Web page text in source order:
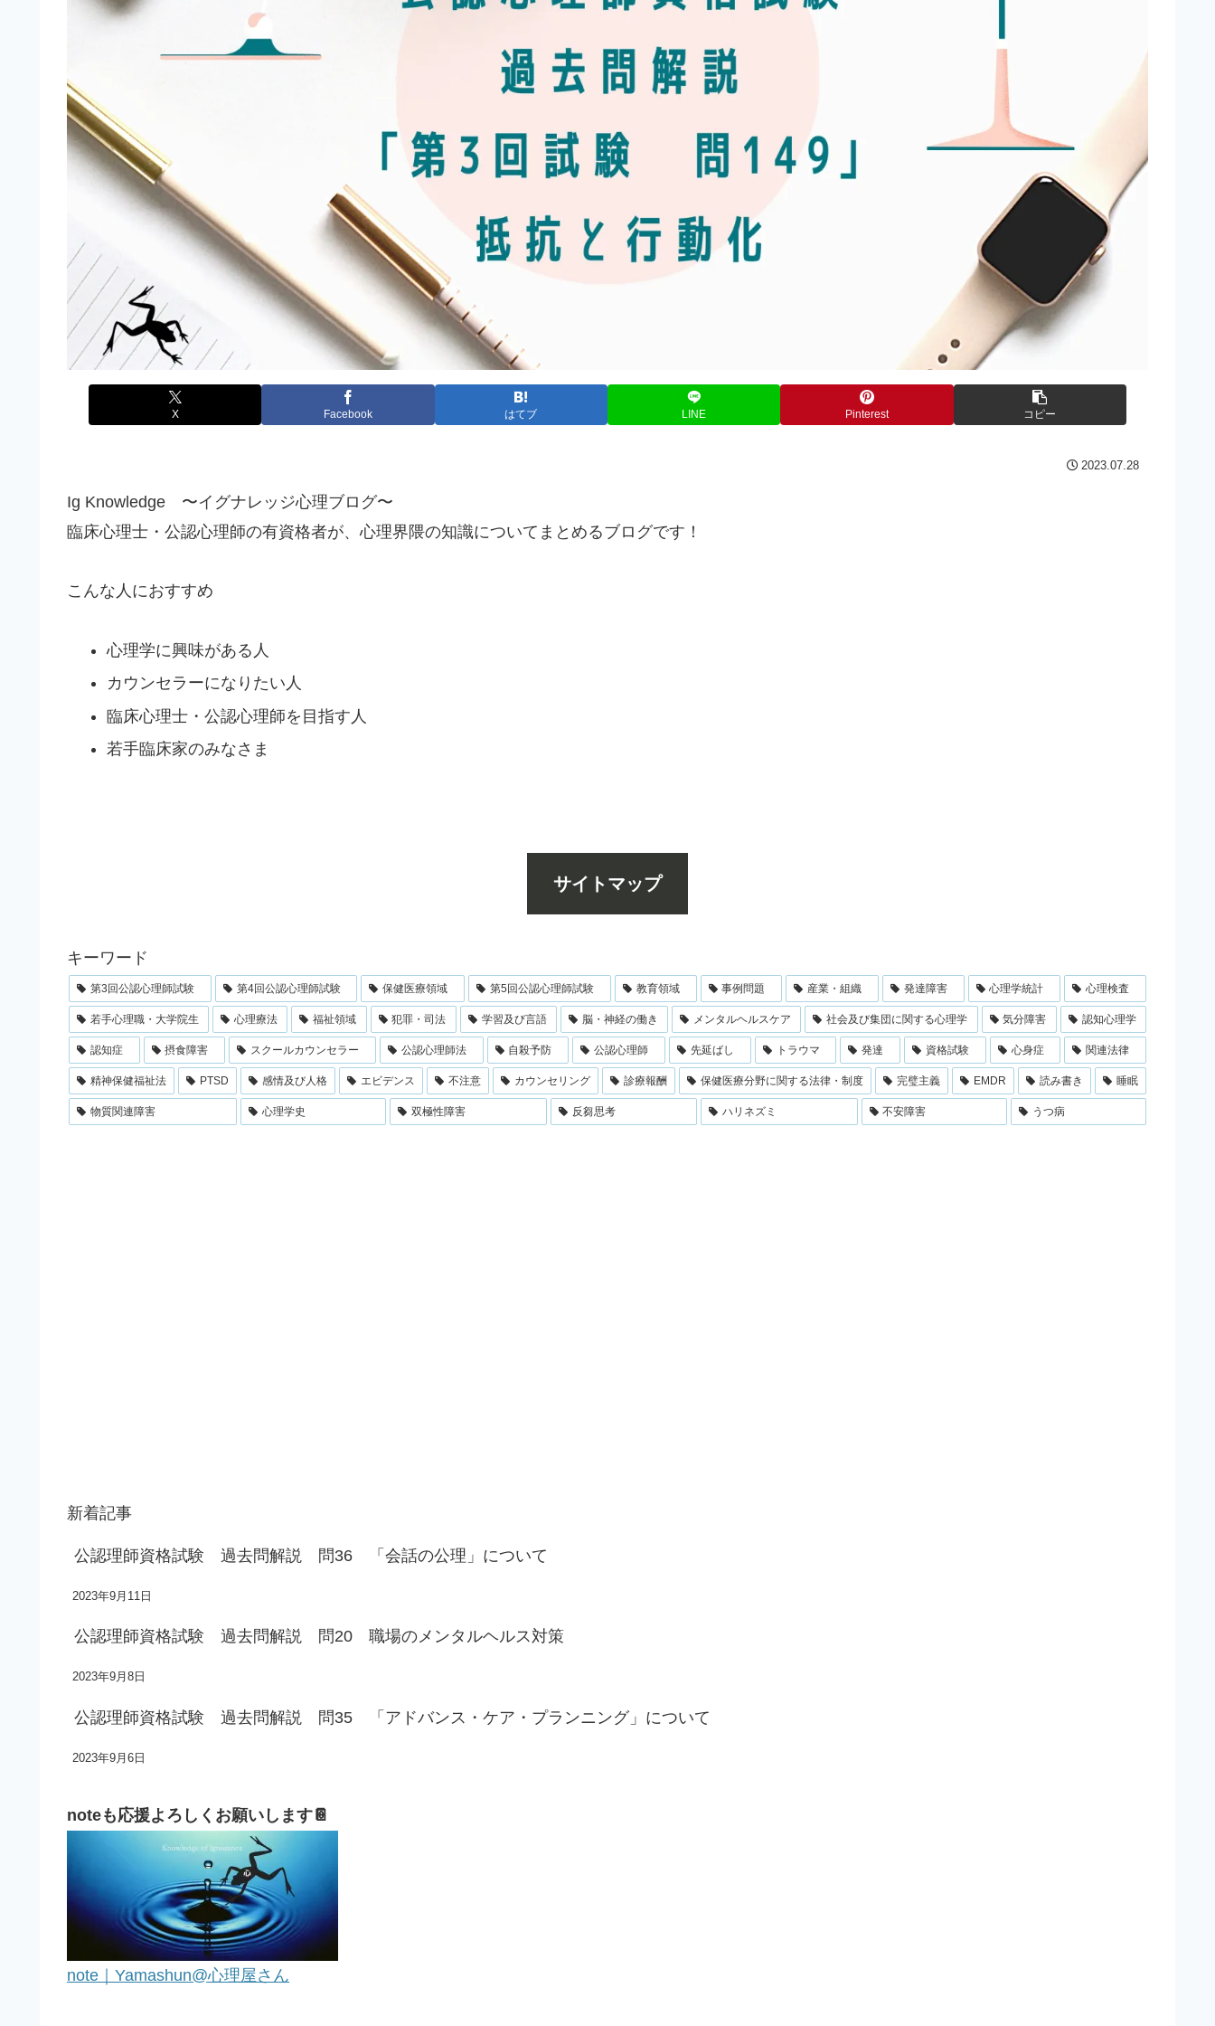
X Facebook はてブ LINE Pinterest コピー
2023.07.28
Ig Knowledge 〜イグナレッジ心理ブログ〜
臨床心理士・公認心理師の有資格者が、心理界隈の知識についてまとめるブログです！
こんな人におすすめ
心理学に興味がある人
カウンセラーになりたい人
臨床心理士・公認心理師を目指す人
若手臨床家のみなさま
サイトマップ
キーワード
第3回公認心理師試験 第4回公認心理師試験 保健医療領域 第5回公認心理師試験 教育領域 事例問題 産業・組織 発達障害 心理学統計 心理検査
若手心理職・大学院生 心理療法 福祉領域 犯罪・司法 学習及び言語 脳・神経の働き メンタルヘルスケア 社会及び集団に関する心理学 気分障害 認知心理学
認知症 摂食障害 スクールカウンセラー 公認心理師法 自殺予防 公認心理師 先延ばし トラウマ 発達 資格試験 心身症 関連法律
精神保健福祉法 PTSD 感情及び人格 エビデンス 不注意 カウンセリング 診療報酬 保健医療分野に関する法律・制度 完璧主義 EMDR 読み書き 睡眠
物質関連障害 心理学史 双極性障害 反芻思考 ハリネズミ 不安障害 うつ病
新着記事
公認理師資格試験 過去問解説 問36 「会話の公理」について
2023年9月11日
公認理師資格試験 過去問解説 問20 職場のメンタルヘルス対策
2023年9月8日
公認理師資格試験 過去問解説 問35 「アドバンス・ケア・プランニング」について
2023年9月6日
noteも応援よろしくお願いします📔
note｜Yamashun@心理屋さん